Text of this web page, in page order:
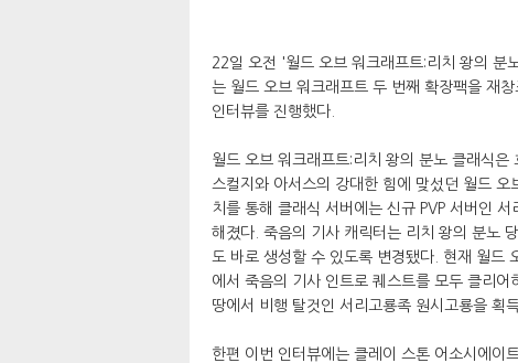
22일 오전 '월드 오브 워크래프트:리치 왕의 분
는 월드 오브 워크래프트 두 번째 확장팩을 재
인터뷰를 진행했다.
월드 오브 워크래프트:리치 왕의 분노 클래식
스컬지와 아서스의 강대한 힘에 맞섰던 월드
치를 통해 클래식 서버에는 신규 PVP 서버인
해졌다. 죽음의 기사 캐릭터는 리치 왕의 분노
도 바로 생성할 수 있도록 변경됐다. 현재 월드
에서 죽음의 기사 인트로 퀘스트를 모두 클리
땅에서 비행 탈것인 서리고룡족 원시고룡을 획
한편 이번 인터뷰에는 클레이 스톤 어소시에이